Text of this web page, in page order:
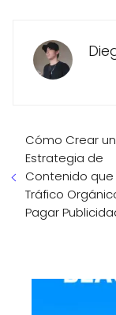
Cómo Crear
Estrategia de
Contenido
Tráfico
Pagar